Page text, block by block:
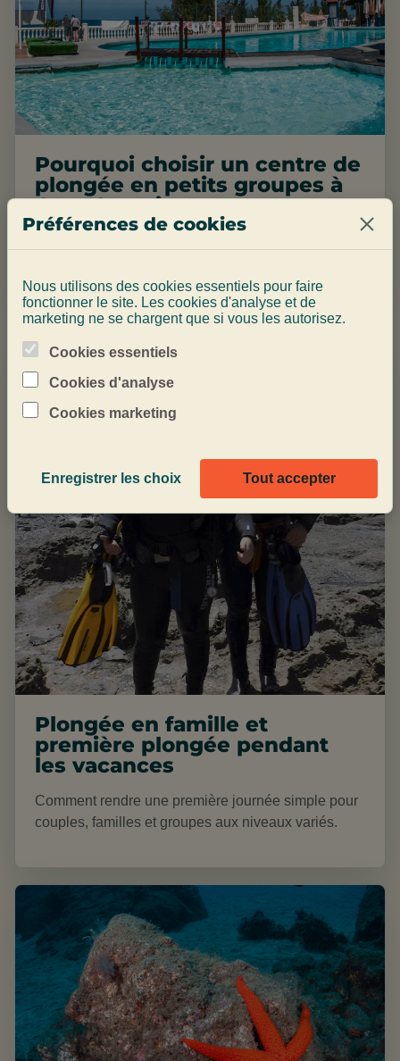
Pourquoi choisir un centre de
plongée en petits groupes à
Gran Canaria
Plongée en famille et
première plongée pendant
les vacances
Comment rendre une première journée simple pour
couples, familles et groupes aux niveaux variés.
Préférences de cookies
Nous utilisons des cookies essentiels pour faire
fonctionner le site. Les cookies d'analyse et de
marketing ne se chargent que si vous les autorisez.
Cookies essentiels
Cookies d'analyse
Cookies marketing
Enregistrer les choix Tout accepter